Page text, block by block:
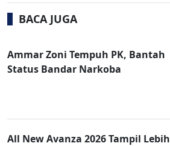
BACA JUGA
Ammar Zoni Tempuh PK, Bantah
Status Bandar Narkoba
All New Avanza 2026 Tampil Lebih